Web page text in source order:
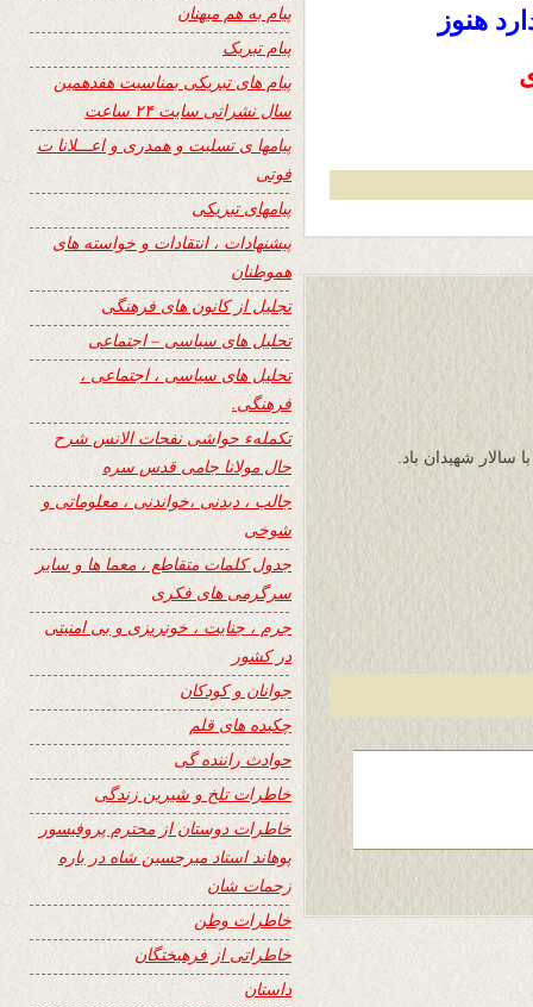
هنوز
شهیدان باد.
پیام به هم میهنان
پیام تبریک
پیام های تبریکی بمناسبت هفدهمین
سال نشراتی سایت ۲۴ ساعت
پیامها ی تسلیت و همدری و اعـــلانا ت
فوتی
پیامهای تبریکی
پیشنهادات ، انتقادات و خواسته های
هموطنان
تجلیل از کانون های فرهنگی
تحلیل های سیاسی – اجتماعی
تحلیل های سیاسی ، اجتماعی ،
فرهنگی.
تکملهء حواشی نفحات الانس شرح
حال مولانا جامی قدس سره
جالب ، دیدنی ،خواندنی ، معلوماتی و
شوخی
جدول کلمات متقاطع ، معما ها و سایر
سرگرمی های فکری
جرم ، جنایت ، خونریزی و بی امنیتی
در کشور
جوانان و کودکان
چکیده های قلم
حوادث راننده گی
خاطرات تلخ و شیرین زندگی
خاطرات دوستان از محترم پروفیسور
پوهاند استاد میرحسین شاه در باره
زحمات شان
خاطرات وطن
خاطراتی از فرهیختگان
داستان